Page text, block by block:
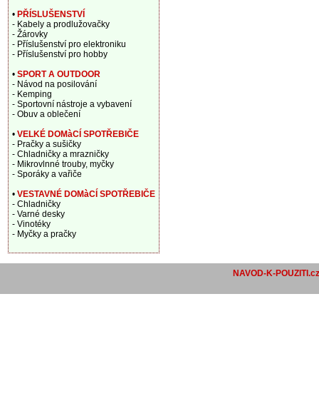
• PŘÍSLUŠENSTVÍ
- Kabely a prodlužovačky
- Žárovky
- Příslušenství pro elektroniku
- Příslušenství pro hobby
• SPORT A OUTDOOR
- Návod na posilování
- Kemping
- Sportovní nástroje a vybavení
- Obuv a oblečení
• VELKÉ DOMàCÍ SPOTŘEBIČE
- Pračky a sušičky
- Chladničky a mrazničky
- Mikrovlnné trouby, myčky
- Sporáky a vařiče
• VESTAVNÉ DOMàCÍ SPOTŘEBIČE
- Chladničky
- Varné desky
- Vinotéky
- Myčky a pračky
NAVOD-K-POUZITI.cz